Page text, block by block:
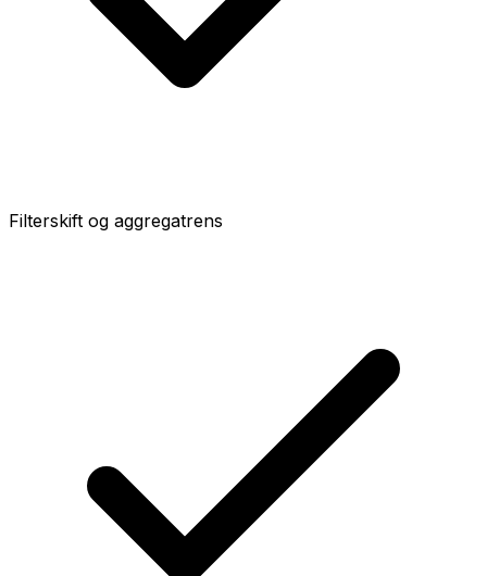
Filterskift og aggregatrens